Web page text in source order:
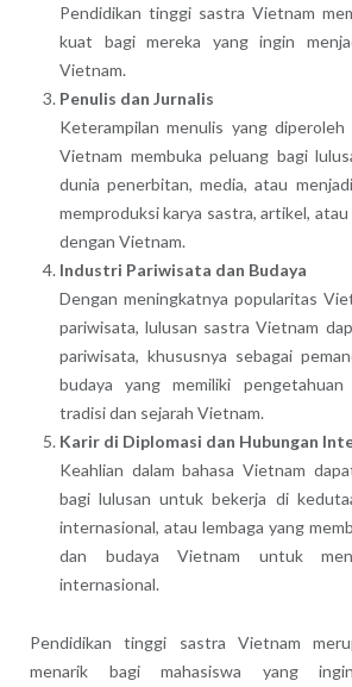
Pendidikan tinggi sastra Vietnam
kuat bagi mereka yang ingin
Vietnam.
Penulis dan Jurnalis
Keterampilan menulis yang
Vietnam membuka peluang bagi
dunia penerbitan, media, atau
memproduksi karya sastra, artikel,
dengan Vietnam.
Industri Pariwisata dan Budaya
Dengan meningkatnya popularitas
pariwisata, lulusan sastra Vietnam
pariwisata, khususnya sebagai
budaya yang memiliki
tradisi dan sejarah Vietnam.
Karir di Diplomasi dan Hubungan
Keahlian dalam bahasa Vietnam
bagi lulusan untuk bekerja di
internasional, atau lembaga yang
dan budaya Vietnam untuk
internasional.
Pendidikan tinggi sastra Vietnam
menarik bagi mahasiswa yang ingin